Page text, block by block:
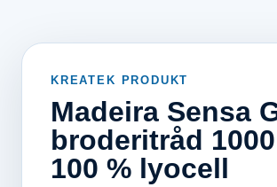
KREATEK PRODUKT
Madeira Sensa
broderitråd
100 % lyocell